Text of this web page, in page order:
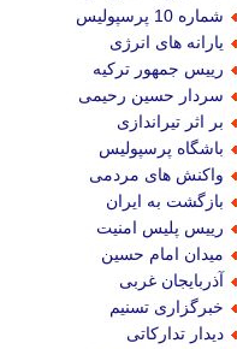
شماره 10 پرسپولیس
یارانه های انرژی
رییس جمهور ترکیه
سردار حسین رحیمی
بر اثر تیراندازی
باشگاه پرسپولیس
واکنش های مردمی
بازگشت به ایران
رییس پلیس امنیت
میدان امام حسین
آذربایجان غربی
خبرگزاری تسنیم
دیدار تدارکاتی